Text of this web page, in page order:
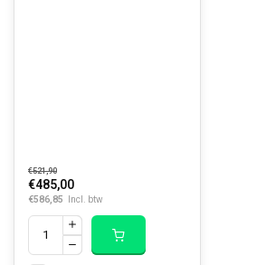
€521,90
€485,00
€586,85 Incl. btw